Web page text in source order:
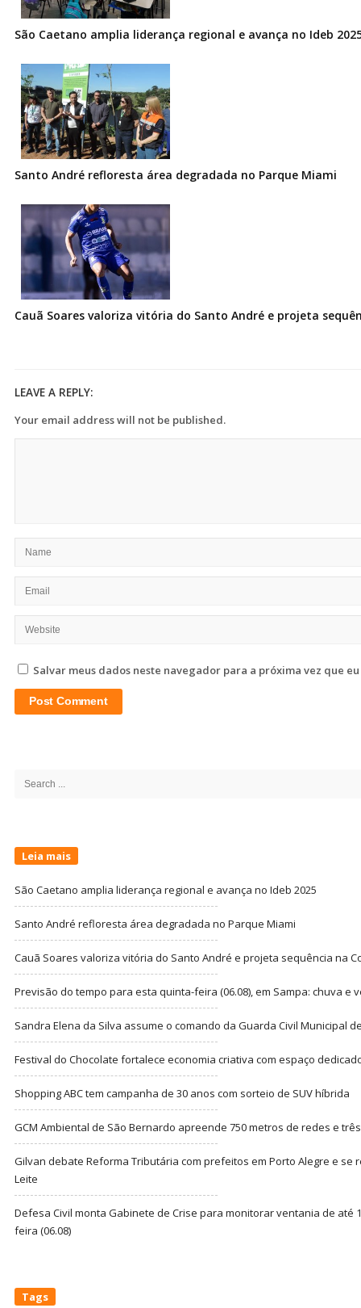
São Caetano amplia liderança regional e avança no Ideb
Santo André refloresta área degradada no Parque Miami
Cauã Soares valoriza vitória do Santo André e projeta
LEAVE A REPLY:
Your email address will not be published.
Salvar meus dados neste navegador para a próxima vez que
Search
Leia mais
São Caetano amplia liderança regional e avança no Ideb 2025
Santo André refloresta área degradada no Parque Miami
Cauã Soares valoriza vitória do Santo André e projeta sequência na
Previsão do tempo para esta quinta-feira (06.08), em Sampa: chuva e
Sandra Elena da Silva assume o comando da Guarda Civil Municipal
Festival do Chocolate fortalece economia criativa com espaço
Shopping ABC tem campanha de 30 anos com sorteio de SUV híbrida
GCM Ambiental de São Bernardo apreende 750 metros de redes e
Gilvan debate Reforma Tributária com prefeitos em Porto Alegre e se
Leite
Defesa Civil monta Gabinete de Crise para monitorar ventania de até
feira (06.08)
Tags